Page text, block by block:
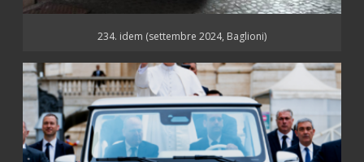
234. idem (settembre 2024, Baglioni)